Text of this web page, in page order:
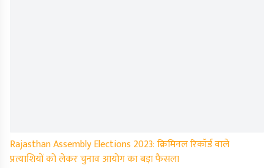
Rajasthan Assembly Elections 2023: क्रिमिनल रिकॉर्ड वाले
प्रत्याशियों को लेकर चुनाव आयोग का बड़ा फैसला